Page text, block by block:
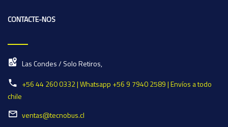
CONTACTE-NOS
Las Condes / Solo Retiros,
+56 44 260 0332 | Whatsapp +56 9 7940 2589 | Envíos a todo
chile
ventas@tecnobus.cl